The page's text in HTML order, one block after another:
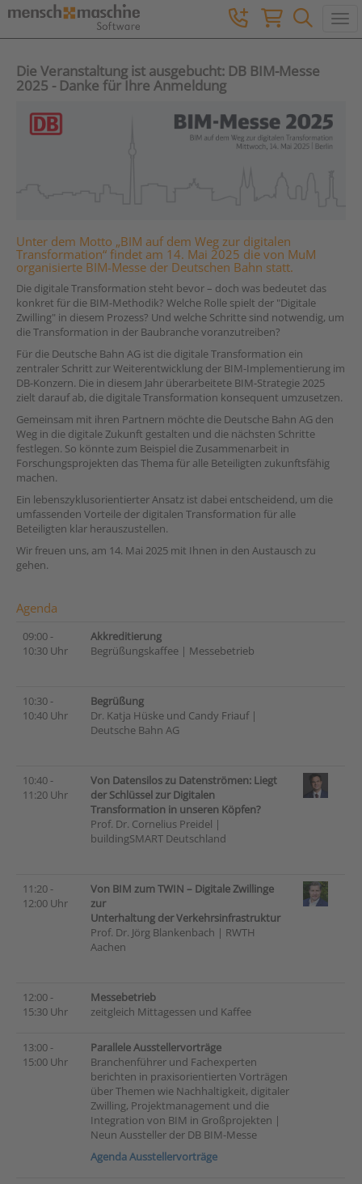
Die Veranstaltung ist ausgebucht: DB BIM-Messe
2025 - Danke für Ihre Anmeldung
Unter dem Motto „BIM auf dem Weg zur digitalen
Transformation“ findet am 14. Mai 2025 die von MuM
organisierte BIM-Messe der Deutschen Bahn statt.
Die digitale Transformation steht bevor – doch was bedeutet das
konkret für die BIM-Methodik? Welche Rolle spielt der "Digitale
Zwilling" in diesem Prozess? Und welche Schritte sind notwendig, um
die Transformation in der Baubranche voranzutreiben?
Für die Deutsche Bahn AG ist die digitale Transformation ein
zentraler Schritt zur Weiterentwicklung der BIM-Implementierung im
DB-Konzern. Die in diesem Jahr überarbeitete BIM-Strategie 2025
zielt darauf ab, die digitale Transformation konsequent umzusetzen.
Gemeinsam mit ihren Partnern möchte die Deutsche Bahn AG den
Weg in die digitale Zukunft gestalten und die nächsten Schritte
festlegen. So könnte zum Beispiel die Zusammenarbeit in
Forschungsprojekten das Thema für alle Beteiligten zukunftsfähig
machen.
Ein lebenszyklusorientierter Ansatz ist dabei entscheidend, um die
umfassenden Vorteile der digitalen Transformation für alle
Beteiligten klar herauszustellen.
Wir freuen uns, am 14. Mai 2025 mit Ihnen in den Austausch zu
gehen.
Agenda
09:00 -
10:30 Uhr
Akkreditierung
Begrüßungskaffee | Messebetrieb
10:30 -
10:40 Uhr
Begrüßung
Dr. Katja Hüske und Candy Friauf |
Deutsche Bahn AG
10:40 -
11:20 Uhr
Von Datensilos zu Datenströmen: Liegt
der Schlüssel zur Digitalen
Transformation in unseren Köpfen?
Prof. Dr. Cornelius Preidel |
buildingSMART Deutschland
11:20 -
12:00 Uhr
Von BIM zum TWIN – Digitale Zwillinge
zur
Unterhaltung der Verkehrsinfrastruktur
Prof. Dr. Jörg Blankenbach | RWTH
Aachen
12:00 -
15:30 Uhr
Messebetrieb
zeitgleich Mittagessen und Kaffee
13:00 -
15:00 Uhr
Parallele Ausstellervorträge
Branchenführer und Fachexperten
berichten in praxisorientierten Vorträgen
über Themen wie Nachhaltigkeit, digitaler
Zwilling, Projektmanagement und die
Integration von BIM in Großprojekten |
Neun Aussteller der DB BIM-Messe
Agenda Ausstellervorträge